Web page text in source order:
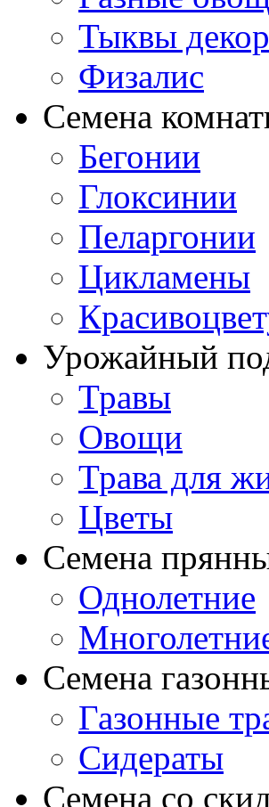
Тыквы
Физалис
Семена
Бегонии
Глоксинии
Пеларгонии
Цикламены
Урожайный
Травы
Овощи
Трава для
Цветы
Семена
Однолетние
Семена
Газонные
Сидераты
Семена со